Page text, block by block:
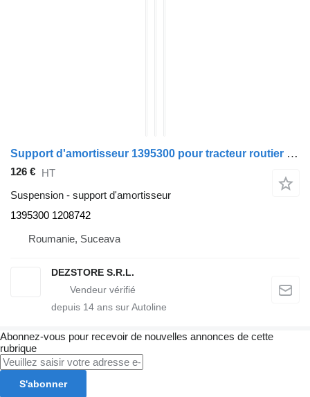
Support d'amortisseur 1395300 pour tracteur routier DAF CF85
126 € HT
Suspension - support d'amortisseur
1395300 1208742
Roumanie, Suceava
DEZSTORE S.R.L.
depuis 14 ans sur Autoline
Abonnez-vous pour recevoir de nouvelles annonces de cette
rubrique
S'abonner